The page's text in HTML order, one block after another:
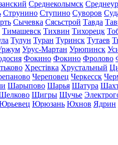
Среднеколымск
Струнино Ступино Суворов
Сычевка Сясьстрой Тавда
Тимашевск Тихвин Тихорецк
Тулун Туран Туринск Тутаев
Урус-Мартан Урюпинск
Фокино Фокино Фролово
Хрестівка Хрустальный
Череповец Черкесск
Шарыпово Шарья Шатура
Щигры Щучье
Юрюзань Юхнов Ядрин